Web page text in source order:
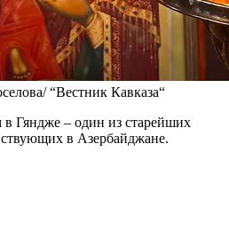
“Вестник Кавказа“
Гяндже – один из старейших
в Азербайджане.